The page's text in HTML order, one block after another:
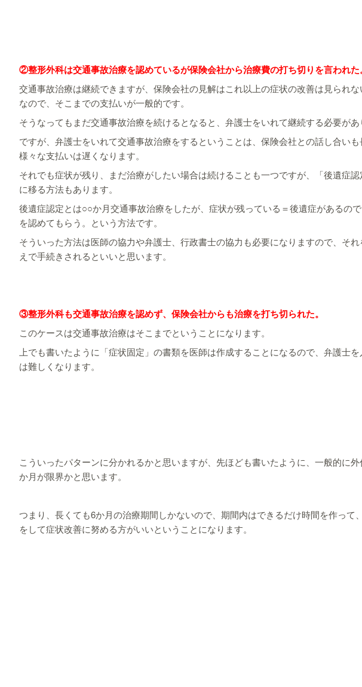
②整形外科は交通事故治療を認めているが保険会社から治療費の打ち切りを言われた
交通事故治療は継続できますが、保険会社の見解はこれ以上の症状の改善は見られな
なので、そこまでの支払いが一般的です。
そうなってもまだ交通事故治療を続けるとなると、弁護士をいれて継続する必要があ
ですが、弁護士をいれて交通事故治療をするということは、保険会社との話し合い
様々な支払いは遅くなります。
それでも症状が残り、まだ治療がしたい場合は続けることも一つですが、「後遺症認
に移る方法もあります。
後遺症認定とは○○か月交通事故治療をしたが、症状が残っている＝後遺症があるの
を認めてもらう。という方法です。
そういった方法は医師の協力や弁護士、行政書士の協力も必要になりますので、それ
えで手続きされるといいと思います。
③整形外科も交通事故治療を認めず、保険会社からも治療を打ち切られた。
このケースは交通事故治療はそこまでということになります。
上でも書いたように「症状固定」の書類を医師は作成することになるので、弁護士
は難しくなります。
こういったパターンに分かれるかと思いますが、先ほども書いたように、一般的に
か月が限界かと思います。
つまり、長くても6か月の治療期間しかないので、期間内はできるだけ時間を作って
をして症状改善に努める方がいいということになります。